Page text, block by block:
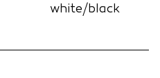
white/black